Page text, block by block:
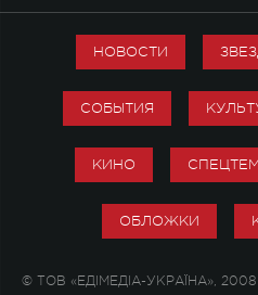
НОВОСТИ
СОБЫТИЯ
КИНО
ОБЛОЖКИ
© ТОВ «ЕДІМЕДІА-УКРАЇНА»,